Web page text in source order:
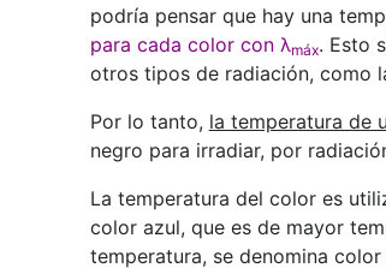
podría pensar que hay una
para cada color con λmáx. Esto
otros tipos de radiación, como
Por lo tanto, la temperatura de
negro para irradiar, por
La temperatura del color es
color azul, que es de mayor
temperatura, se denomina color